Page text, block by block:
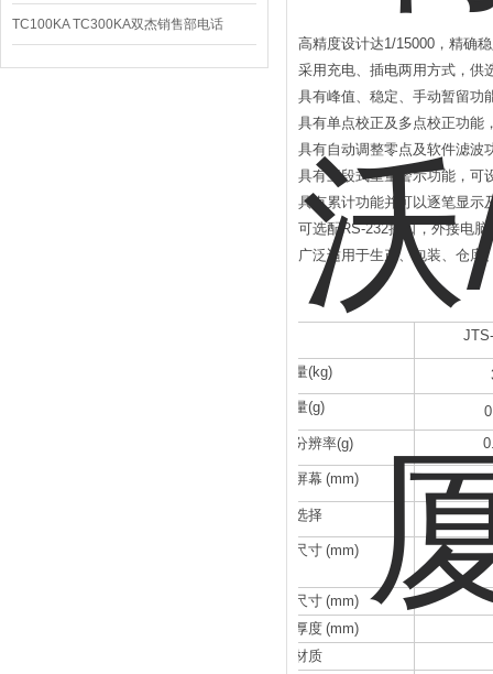
秤
TC100KA TC300KA双杰销售部电话
TC150KA天平瑞克龙
高精度设计达1/15000 ，精确
采用充电、插电两用方式，供
具有峰值、稳定、手动暂留功
具有单点校正及多点校正功能
具有自动调整零点及软件滤波
具有三段式重量警示功能，可
具有累计功能并可以逐笔显示
可选配 RS-232接口，外接电脑
广泛适用于生产、包装、仓库
大秤量(kg)
小感量(g)
计重分辨率(g)
显示屏幕 (mm)
单位选择
外观尺寸 (mm)
秤盘尺寸 (mm)
秤盘厚度 (mm)
秤盘材质